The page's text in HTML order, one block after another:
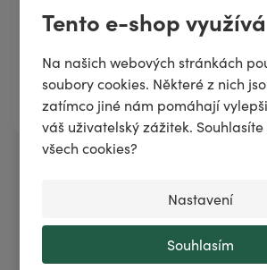
Tento e-shop
Na našich webových stránkách
soubory cookies. Některé z nich
zatímco jiné nám pomáhají
váš uživatelský zážitek.
všech cookies?
Nastavení
Souhlasím
Věřím, že Vám tyto tipy pomohou a
dotazy, neváhejte se na nás znovu
Lenka Rigová, Tým Aromakh.cz
Po–Pá: 8–15:30 h
+420 371 140 900